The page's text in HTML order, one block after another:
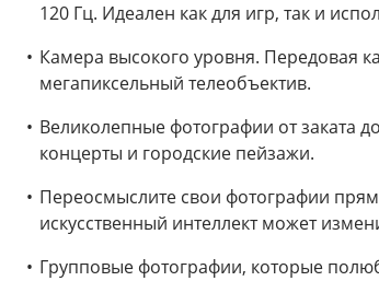
120 Гц. Идеален как для игр, так и
Камера высокого уровня. Передовая
мегапиксельный телеобъектив.
Великолепные фотографии от заката
концерты и городские пейзажи.
Переосмыслите свои фотографии
искусственный интеллект может
Групповые фотографии, которые